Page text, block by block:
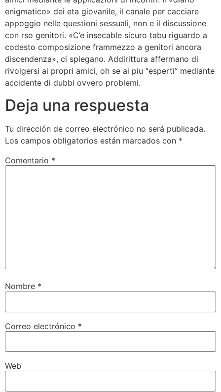
enigmatico» dei eta giovanile, il canale per cacciare
appoggio nelle questioni sessuali, non e il discussione
con rso genitori. «C’e insecable sicuro tabu riguardo a
codesto composizione frammezzo a genitori ancora
discendenza», ci spiegano. Addirittura affermano di
rivolgersi ai propri amici, oh se ai piu “esperti” mediante
accidente di dubbi ovvero problemi.
Deja una respuesta
Tu dirección de correo electrónico no será publicada.
Los campos obligatorios están marcados con *
Comentario *
Nombre *
Correo electrónico *
Web